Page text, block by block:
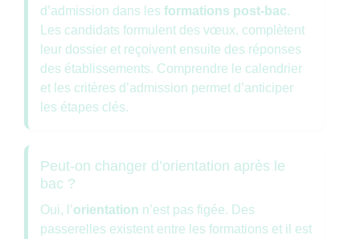
d’admission dans les formations post-bac.
Les candidats formulent des vœux, complètent
leur dossier et reçoivent ensuite des réponses
des établissements. Comprendre le calendrier
et les critères d’admission permet d’anticiper
les étapes clés.
Peut-on changer d’orientation après le
bac ?
Oui, l’orientation n’est pas figée. Des
passerelles existent entre les formations et il est